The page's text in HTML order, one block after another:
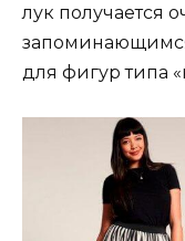
лук получается
для фигур типа